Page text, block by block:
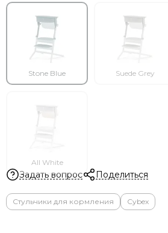
Stone Blue Suede Grey
All White
Задать вопрос Поделиться
Стульчики для кормления Cybex